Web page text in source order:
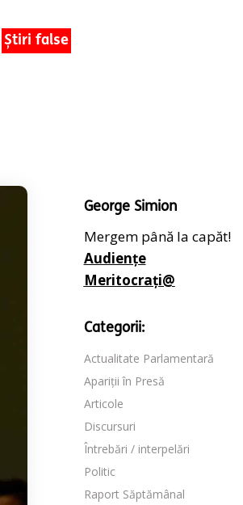
Știri false
George Simion
Mergem până la capăt!
Audiențe
Meritocrați@
Categorii:
Actualitate Parlamentară
Apariții în Presă
Articole
Discursuri
Întrebări / interpelări
Politic
Raport Săptămânal